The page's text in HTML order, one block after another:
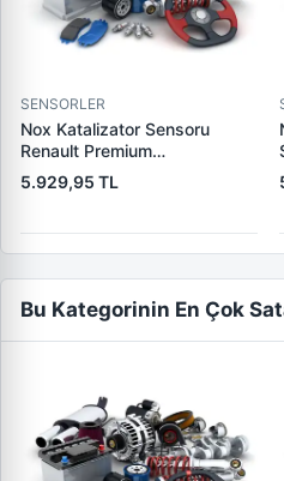
SENSORLER
Nox Katalizator Sensoru
Renault Premium
430/440/450/460 Volvo Fm
Euro 6 | YUNYI NOX0510 |
5.929,95 TL
Bu Kategorinin En Çok